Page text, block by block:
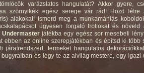
varázslatos hangulatát? Akkor gyere,
szörnyikék egész serege vár rád! Hozd
alakokat! Ismerd meg a munkamániás
ügyesen forgató trollokat és
Undermasterjátékba egy egész sor mesebeli
ebben az online szerepjátékban és építsd ki több
járatrendszert, termeket hangulatos
és légy te az alvilág mestere, egy igazi